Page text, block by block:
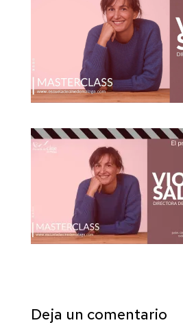
Deja un comentario